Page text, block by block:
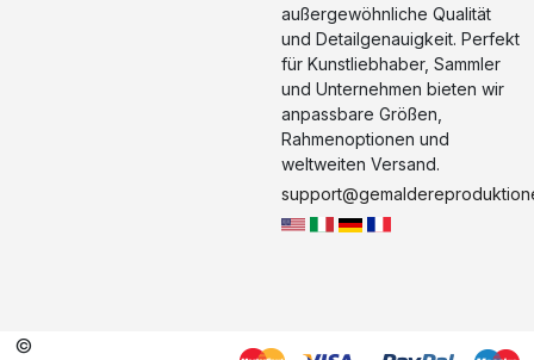
außergewöhnliche Qualität
und Detailgenauigkeit. Perfekt
für Kunstliebhaber, Sammler
und Unternehmen bieten wir
anpassbare Größen,
Rahmenoptionen und
weltweiten Versand.
©